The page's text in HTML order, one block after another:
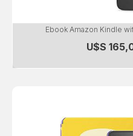
Ebook Amazon Kindle
U$S